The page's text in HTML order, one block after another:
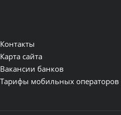
Контакты
Карта сайта
Вакансии банков
Тарифы мобильных операторов